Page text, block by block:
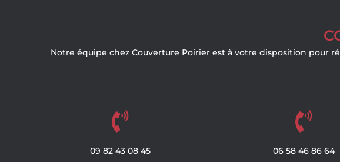
Notre équipe chez Couverture Poirier est à votre disposition pour

0982430845

06 58 46 86 64